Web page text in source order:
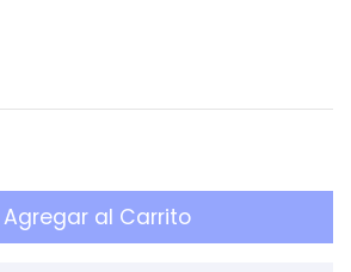
Agregar al Carrito